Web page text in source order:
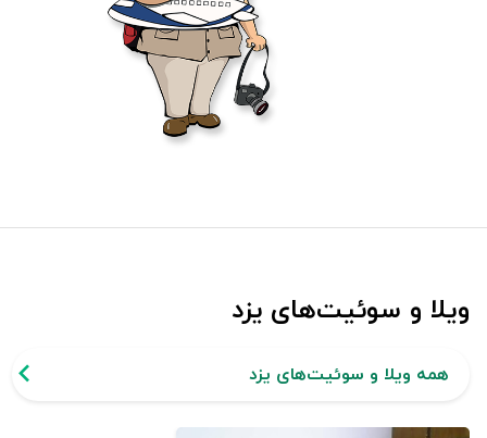
ویلا و سوئیت‌های یزد
همه ویلا و سوئیت‌های یزد